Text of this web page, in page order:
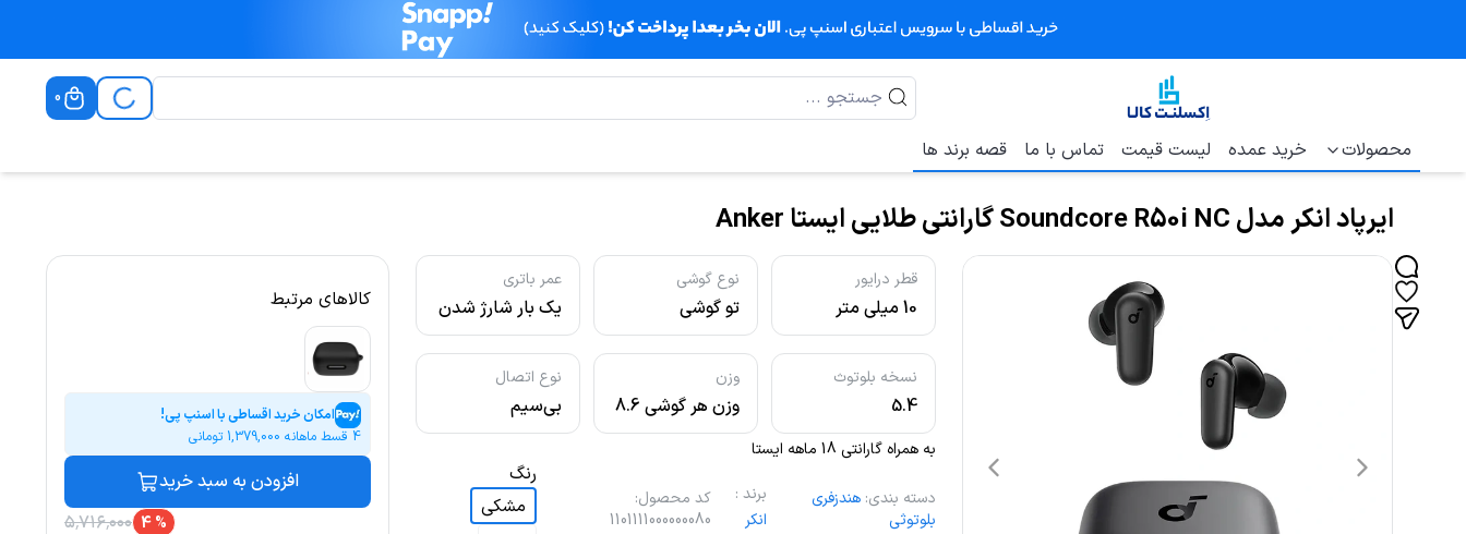
0
محصولات خرید عمده لیست قیمت تماس با ما قصه برند ها
ایرپاد انکر مدل Soundcore R50i NC گارانتی طلایی ایستا Anker
قطر درایور
10 میلی متر
نوع گوشی
تو گوشی
(Earbud/Earphone)
عمر باتری
یک بار شارژ شدن
کامل می‌تواند تا
30 ساعت
شارژدهی داشته
باشد
نسخه بلوتوث
5.4
وزن
وزن هر گوشی 8.6
گرم است
نوع اتصال
بی‌سیم
(Wireless)
به همراه گارانتی 18 ماهه ایستا
دسته بندی: هندزفری
بلوتوثی
برند:
انکر
کد محصول:
1101111000000080
رنگ
مشکی
کالاهای مرتبط
امکان خرید اقساطی با اسنپ پی!
4 قسط ماهانه
1,379,000 تومانی
افزودن به سبد خرید
۵٬۷۱۶٬۰۰۰ 4%